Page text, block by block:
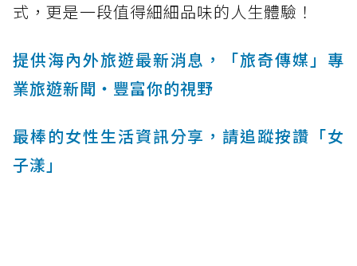
式，更是一段值得細細品味的人生體驗！
提供海內外旅遊最新消息，「旅奇傳媒」專
業旅遊新聞‧豐富你的視野
最棒的女性生活資訊分享，請追蹤按讚「女
子漾」